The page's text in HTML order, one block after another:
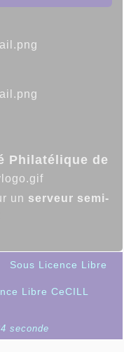
Philatélique de
un serveur semi-
Sous Licence Libre
Libre CeCILL
seconde